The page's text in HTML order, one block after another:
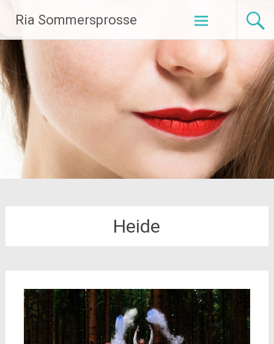
Inhalt
springen
Ria Sommersprosse
Heide